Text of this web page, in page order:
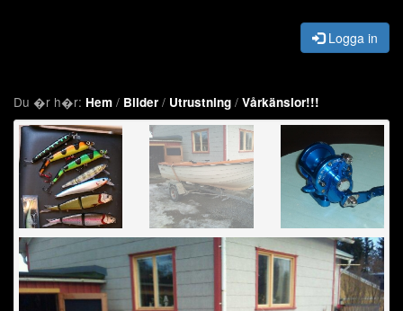
Logga in
Du �r h�r: Hem / Bilder / Utrustning / Vårkänslor!!!